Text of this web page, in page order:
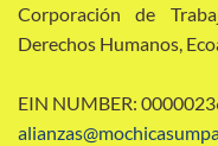
Corporación de
Derechos Humanos,
EIN NUMBER: